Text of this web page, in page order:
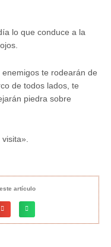
lo que conduce a la
te rodearán de
de todos lados, te
piedra sobre
artículo